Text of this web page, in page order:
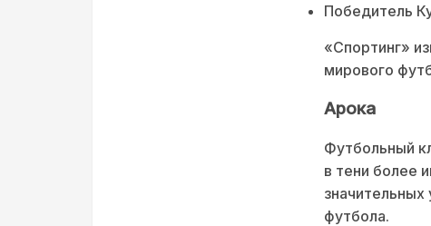
Победитель
«Спортинг»
мирового
Арока
Футбольный
в тени более
футбола.